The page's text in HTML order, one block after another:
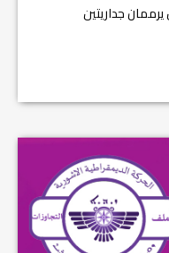
جداريتين